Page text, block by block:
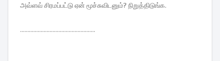
அவ்ளவ் சிரமப்பட்டு ஏன் மூச்சுவிடனும்? நிறுத்திடுங்க.
...................................................